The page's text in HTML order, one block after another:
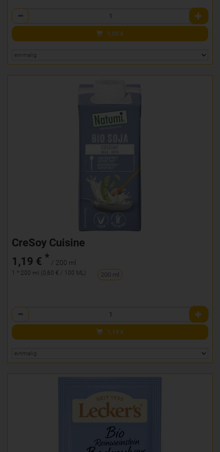
Anzahl
1,09 €
CreSoy Cuisine
1,19 € * / 200 ml
1 * 200 ml (0,60 € / 100 ML) 200 ml
Anzahl
1,19 €